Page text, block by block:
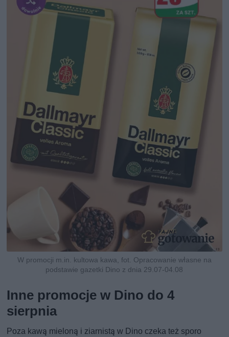
W promocji m.in. kultowa kawa, fot. Opracowanie własne na
podstawie gazetki Dino z dnia 29.07-04.08
Inne promocje w Dino do 4
sierpnia
Poza kawą mieloną i ziarnistą w Dino czeka też sporo